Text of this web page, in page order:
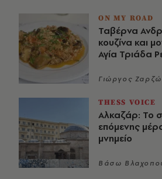
ON MY ROAD
Ταβέρνα
κουζίνα και
Αγία Τριάδα
Γιώργος
THESS VOICE
Αλκαζάρ: Το
επόμενης
μνημείο
Βάσω